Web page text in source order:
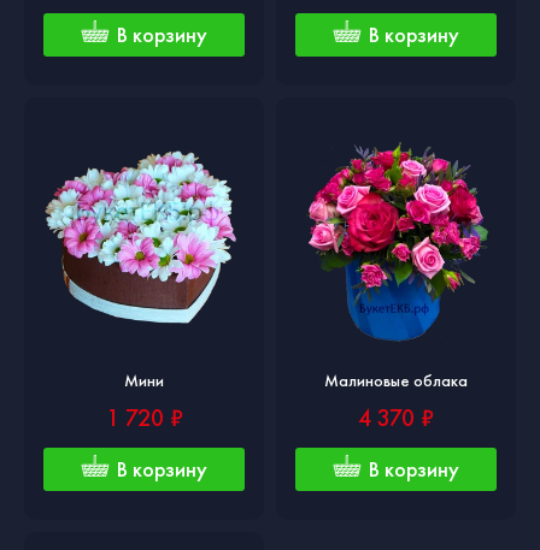
В корзину В корзину
Мини
1 720 ₽
В корзину
Малиновые облака
4 370 ₽
В корзину